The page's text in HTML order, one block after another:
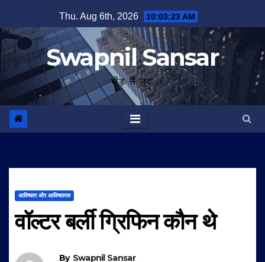
to
content
Thu. Aug 6th, 2026 10:03:24 AM
Swapnil Sansar
भीड़ से जुदा
आविष्कार और आविष्कारक
वॉल्टर बर्ली ग्रिफिन कौन थे
By Swapnil Sansar